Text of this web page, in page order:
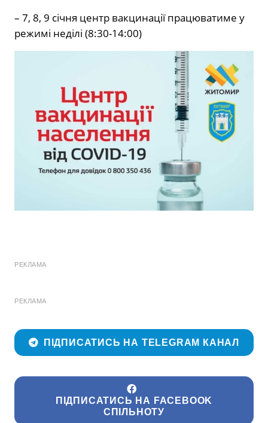
– 7, 8, 9 січня центр вакцинації працюватиме у
режимі неділі (8:30-14:00)
РЕКЛАМА
РЕКЛАМА
ПІДПИСАТИСЬ НА TELEGRAM КАНАЛ
ПІДПИСАТИСЬ НА FACEBOOK
СПІЛЬНОТУ